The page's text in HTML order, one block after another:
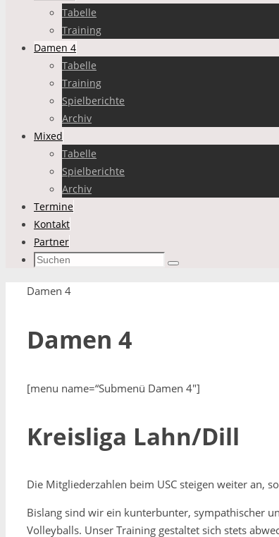
Tabelle
Training
Damen 4
Tabelle
Training
Spielberichte
Archiv
Mixed
Tabelle
Spielberichte
Archiv
Termine
Kontakt
Partner
Suchen
Suchen
Start
Damen 4
Damen 4
[menu name=“Submenü Damen 4″]
Kreisliga Lahn/Dill
Die Mitgliederzahlen beim USC steigen weiter an,
Bislang sind wir ein kunterbunter, sympathischer
Volleyballs. Unser Training gestaltet sich stets